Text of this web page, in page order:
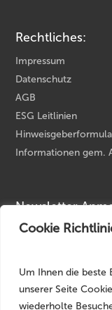
Cookie
Um Ihnen die beste
unserer Seite
wiederholte
Rechtliches:
Impressum
Datenschutz
AGB
ESG Leitlinien
Informationen gem.
Newsletter